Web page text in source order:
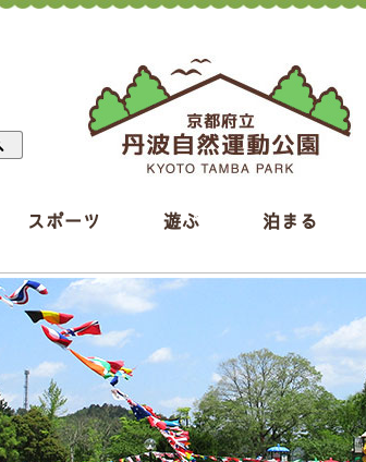
スポーツ 遊ぶ 泊まる